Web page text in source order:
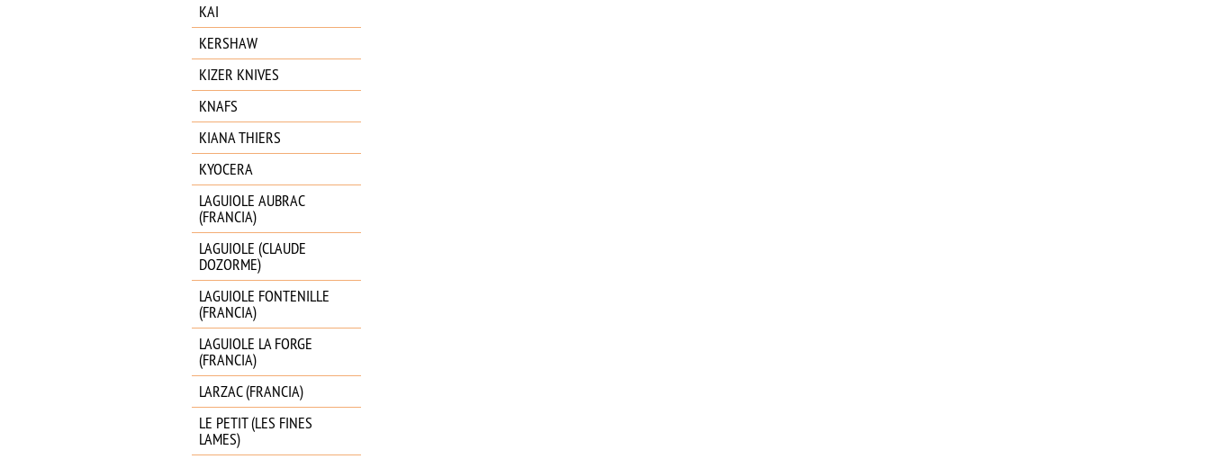
KAI
KERSHAW
KIZER KNIVES
KNAFS
KIANA THIERS
KYOCERA
LAGUIOLE AUBRAC
(FRANCIA)
LAGUIOLE (CLAUDE
DOZORME)
LAGUIOLE FONTENILLE
(FRANCIA)
LAGUIOLE LA FORGE
(FRANCIA)
LARZAC (FRANCIA)
LE PETIT (LES FINES
LAMES)